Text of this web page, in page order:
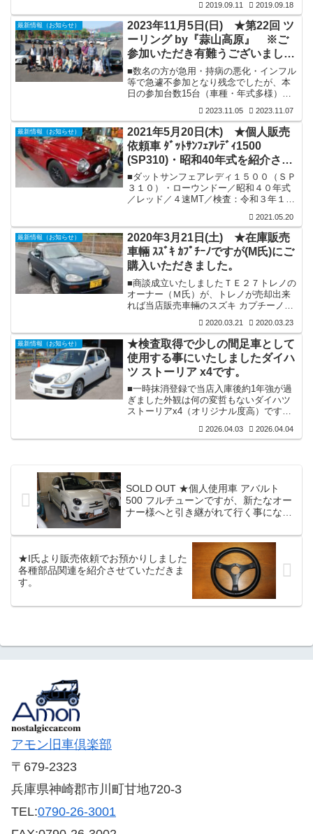
備以外フルノーマル・オリジナル車／各
機関良好／外装は所々凹み・傷等はござ
いますが、致命傷の錆は見受けられませ
ん／内装は年式を考えれば綺麗な状態を
維持／後期型のエンジン形式（Ｋ６Ａ）
となりますので、タイミングベルトの交
換の必要はございません／未だに根強い
人気車種スズキカプチノーをいかがです
か。。★車輌のお問合せにつきまして
2019.09.11 2019.09.18
最新情報（お知らせ）
2023年11月5日(日) ★第22回 ツ
ーリング by『蒜山高原』 ※ご
参加いただき有難うございまし
た。
■数名の方が急用・持病の悪化・インフル
等で急遽不参加となり残念でしたが、本
日の参加台数15台（車種・年式多様）、
日和となりました。そして何時もの事で
すが、おじさんパワー炸裂で皆様爽快に
ワインディングロードを走行され無事解
散の運びとなりました。■ご参加いただき
ました皆様にお礼申しあげます。これか
らも車を愛し維持していく者同士の親睦
を深めていけるこの様な場を企画して参
りますので次回も多くの皆様のご参加を
お待ちしております。★ツーリングの様
2023.11.05 2023.11.07
最新情報（お知らせ）
2021年5月20日(木) ★個人販売
依頼車 ﾀﾞｯﾄｻﾝﾌｪｱﾚﾃﾞｨ1500
(SP310)・昭和40年式を紹介させ
ていただきます。
■ダットサンフェアレディ１５００（ＳＰ
３１０）・ローウンドー／昭和４０年式
／レッド／４速MT／検査：令和３年１２
内外装共良好／各機関良好／フロントサ
イドマーカー＆リアテール新交換／ワタ
ナベホイール１４インチ前後装備。※詳
細等・詳しくは下記ページでご覧くださ
い。★この車輛のお問合せにつきまして
は、個人保有車でもございますので、双
方の意思疎通を円滑に進めていく意味で
も直接ＴＥＬにてお願い申しあげます。
メールでのお問い合わせにつきましては
2021.05.20
最新情報（お知らせ）
2020年3月21日(土) ★在庫販売
車輛 ｽｽﾞｷ ｶﾌﾟﾁｰﾉですが(M氏)にご
購入いただきました。
■商談成立いたしましたＴＥ２７トレノの
オーナー（Ｍ氏）が、トレノが売却出来
れば当店販売車輛のスズキ カプチーノの
いておりました。そして本日トレノが商
談成立いたしましたので、半信半疑で
『本当にカプチーノを購入されるのです
か』とお尋ねしますと即答で『買いま
す』との事。と言う事で、ＴＥ２７トレ
ノを一旦当店でお預かりして、早々に
（Ｍ氏）にはカプチーノをお渡し乗って
帰っていただきました。■年齢的な事も有
り長年所有の愛車ＴＥ２７トレノの売却
2020.03.21 2020.03.23
最新情報（お知らせ）
★検査取得で少しの間足車として
使用する事にいたしましたダイハ
ツ ストーリア x4です。
■一時抹消登録で当店入庫後約1年強が過
ぎました外観は何の変哲もないダイハツ
ストーリアx4（オリジナル度高）です
検査取得し足車として少しの間活用する
送っていただき装着。今度は漏れも無く
大丈夫そうです。※2度目となる新ラジエ
ター交換で漏れ無し 👇※純正ラジエタ
ター交換...
2026.04.03 2026.04.04
SOLD OUT ★個人使用車 アバルト
500 フルチューンですが、新たなオー
ナー様へと引き継がれて行く事になり
★I氏より販売依頼でお預かりしました
各種部品関連を紹介させていただきま
す。
アモン旧車倶楽部
〒679-2323
兵庫県神崎郡市川町甘地720-3
TEL:0790-26-3001